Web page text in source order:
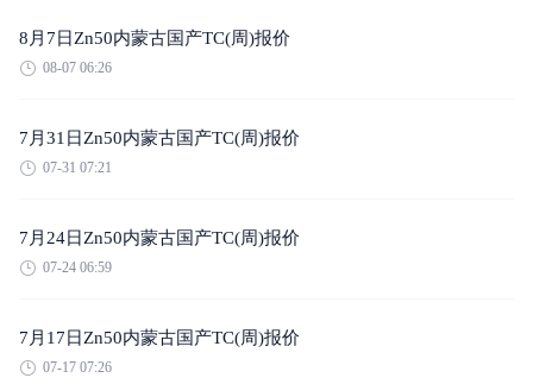
8月7日Zn50内蒙古国产TC(周)报价
08-07 06:26
7月31日Zn50内蒙古国产TC(周)报价
07-31 07:21
7月24日Zn50内蒙古国产TC(周)报价
07-24 06:59
7月17日Zn50内蒙古国产TC(周)报价
07-17 07:26